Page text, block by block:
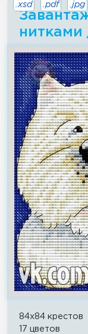
нитками
.xsd .pdf .jpg
84x84 крестов
17 цветов